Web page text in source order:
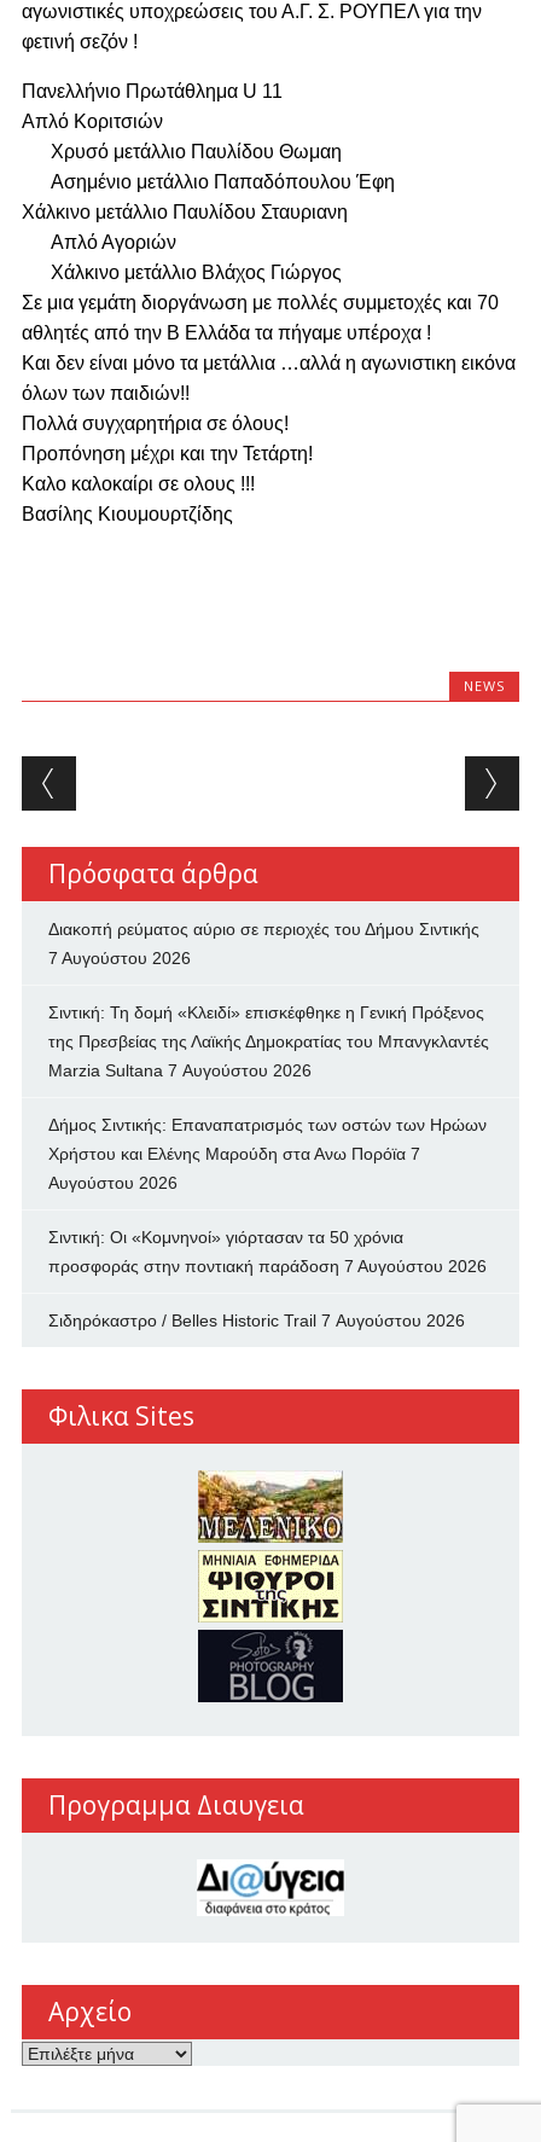
αγωνιστικές υποχρεώσεις του Α.Γ. Σ. ΡΟΥΠΕΛ για την
φετινή σεζόν !
Πανελλήνιο Πρωτάθλημα U 11
Απλό Κοριτσιών
Χρυσό μετάλλιο Παυλίδου Θωμαη
Ασημένιο μετάλλιο Παπαδόπουλου Έφη
Χάλκινο μετάλλιο Παυλίδου Σταυριανη
Απλό Αγοριών
Χάλκινο μετάλλιο Βλάχος Γιώργος
Σε μια γεμάτη διοργάνωση με πολλές συμμετοχές και 70
αθλητές από την Β Ελλάδα τα πήγαμε υπέροχα !
Και δεν είναι μόνο τα μετάλλια …αλλά η αγωνιστικη εικόνα
όλων των παιδιών!!
Πολλά συγχαρητήρια σε όλους!
Προπόνηση μέχρι και την Τετάρτη!
Καλο καλοκαίρι σε ολους !!!
Βασίλης Κιουμουρτζίδης
NEWS
Post navigation
Πρόσφατα άρθρα
Διακοπή ρεύματος αύριο σε περιοχές του Δήμου Σιντικής
7 Αυγούστου 2026
Σιντική: Τη δομή «Κλειδί» επισκέφθηκε η Γενική Πρόξενος
της Πρεσβείας της Λαϊκής Δημοκρατίας του Μπανγκλαντές
Marzia Sultana 7 Αυγούστου 2026
Δήμος Σιντικής: Επαναπατρισμός των oστών των Ηρώων
Χρήστου και Ελένης Μαρούδη στα Ανω Πορόϊα 7
Αυγούστου 2026
Σιντική: Οι «Κομνηνοί» γιόρτασαν τα 50 χρόνια
προσφοράς στην ποντιακή παράδοση 7 Αυγούστου 2026
Σιδηρόκαστρο / Belles Historic Trail 7 Αυγούστου 2026
Φιλικα Sites
Προγραμμα Διαυγεια
Αρχείο
Αρχείο